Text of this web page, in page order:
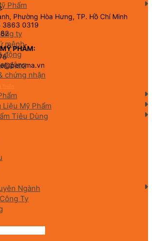
Phẩm
ty
mệnh
động
động
chứng nhận
Liệu Mỹ Phẩm
Tiêu Dùng
Ngành
Ty
Phường Hòa Hưng, TP. Hồ Chí Minh
3863 0319
PHẨM: